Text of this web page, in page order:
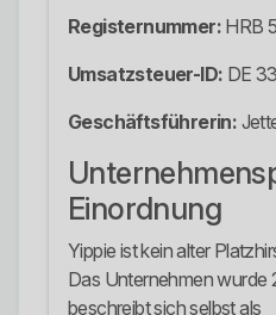
Registernummer: HRB
Umsatzsteuer-ID: DE
Geschäftsführerin:
Einordnung
Yippie ist kein alter
Das Unternehmen wurde
beschreibt sich selbst als